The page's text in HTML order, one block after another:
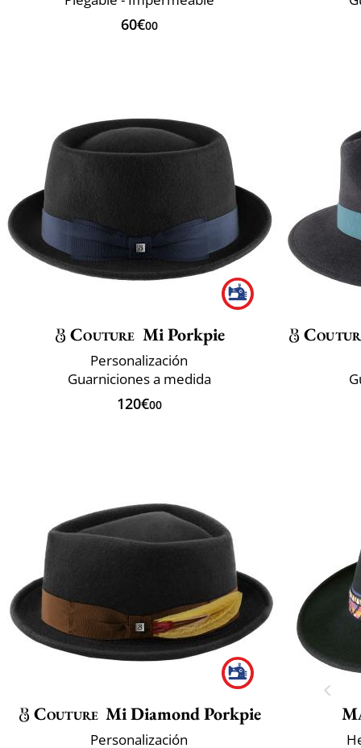
60€00
Couture Mi Porkpie
Personalización
Guarniciones a medida
120€00
Couture Mi Diamond Porkpie
Personalización